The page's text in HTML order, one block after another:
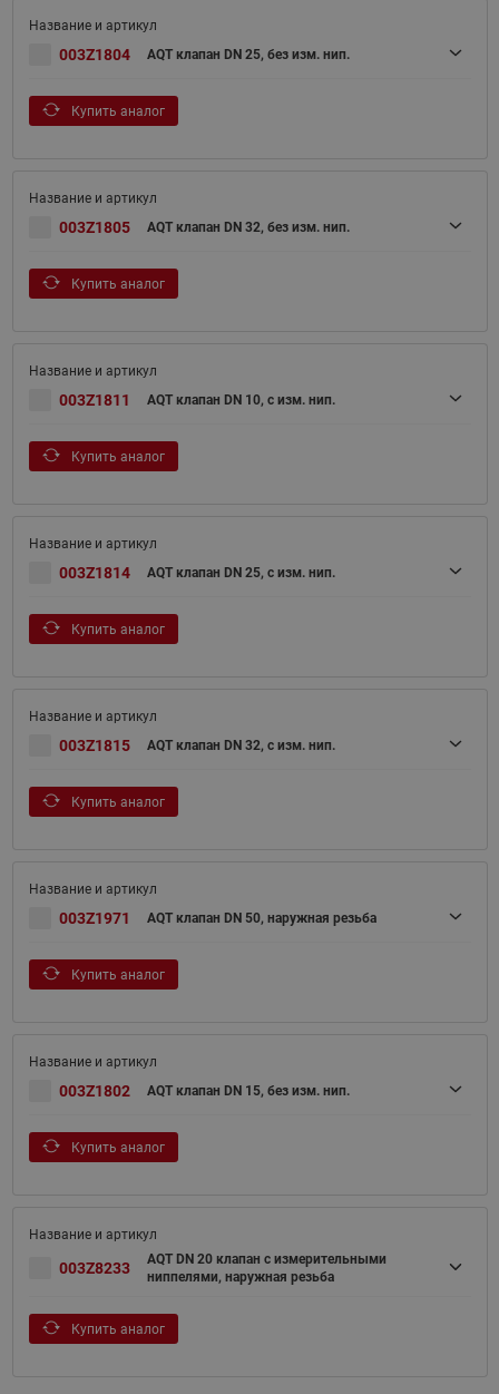
003Z1804 AQT клапан DN 25, без изм. нип.
Купить аналог
003Z1805 AQT клапан DN 32, без изм. нип.
Купить аналог
003Z1811 AQT клапан DN 10, с изм. нип.
Купить аналог
003Z1814 AQT клапан DN 25, с изм. нип.
Купить аналог
003Z1815 AQT клапан DN 32, с изм. нип.
Купить аналог
003Z1971 AQT клапан DN 50, наружная резьба
Купить аналог
003Z1802 AQT клапан DN 15, без изм. нип.
Купить аналог
003Z8233
AQT DN 20 клапан с измерительными
ниппелями, наружная резьба
Купить аналог